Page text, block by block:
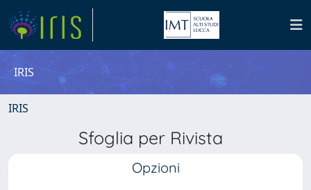
IRIS
IRIS
Sfoglia per Rivista
Opzioni